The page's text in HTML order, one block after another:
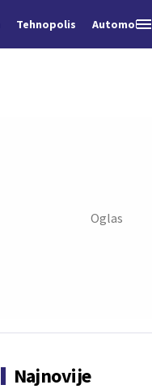
Tehnopolis Automobili
Najnovije